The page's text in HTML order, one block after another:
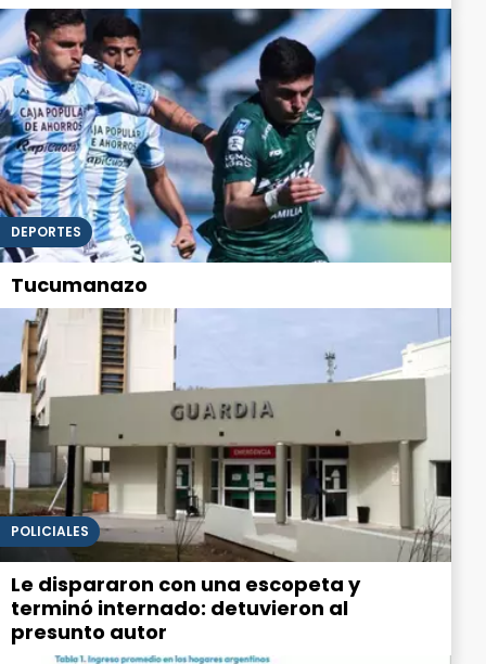
DEPORTES
Tucumanazo
POLICIALES
Le dispararon con una escopeta y
terminó internado: detuvieron al
presunto autor